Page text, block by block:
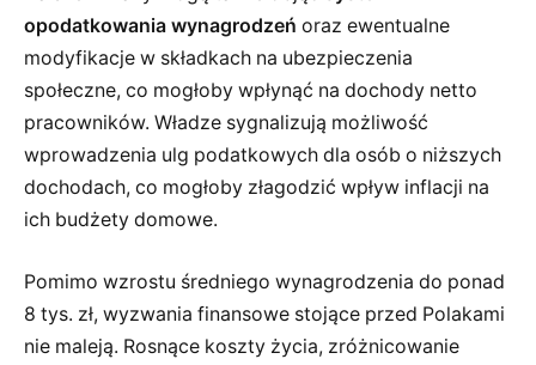
opodatkowania wynagrodzeń oraz ewentualne
modyfikacje w składkach na ubezpieczenia
społeczne, co mogłoby wpłynąć na dochody netto
pracowników. Władze sygnalizują możliwość
wprowadzenia ulg podatkowych dla osób o niższych
dochodach, co mogłoby złagodzić wpływ inflacji na
ich budżety domowe.
Pomimo wzrostu średniego wynagrodzenia do ponad
8 tys. zł, wyzwania finansowe stojące przed Polakami
nie maleją. Rosnące koszty życia, zróżnicowanie